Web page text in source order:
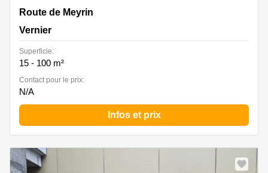
Route de Meyrin 123, Vernier
Route de Meyrin
Vernier
Superficie:
15 - 100 m²
Contact pour le prix:
N/A
Infos et prix
Nouveau